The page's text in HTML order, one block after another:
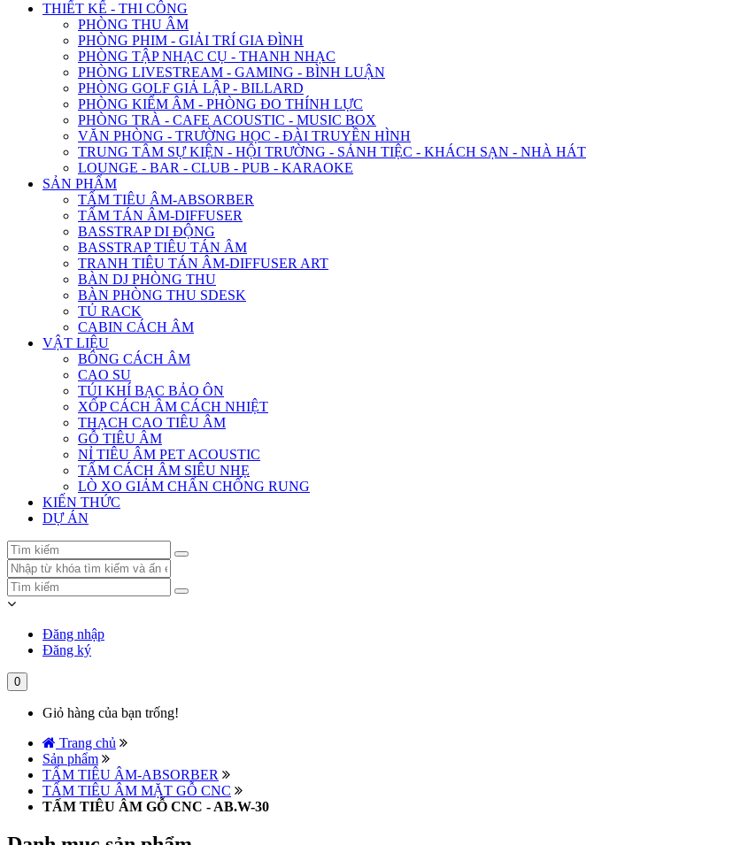
THIẾT KẾ - THI CÔNG
PHÒNG THU ÂM
PHÒNG PHIM - GIẢI TRÍ GIA ĐÌNH
PHÒNG TẬP NHẠC CỤ - THANH NHẠC
PHÒNG LIVESTREAM - GAMING - BÌNH LUẬN
PHÒNG GOLF GIẢ LẬP - BILLARD
PHÒNG KIỂM ÂM - PHÒNG ĐO THÍNH LỰC
PHÒNG TRÀ - CAFE ACOUSTIC - MUSIC BOX
VĂN PHÒNG - TRƯỜNG HỌC - ĐÀI TRUYỀN HÌNH
TRUNG TÂM SỰ KIỆN - HỘI TRƯỜNG - SẢNH TIỆC - KHÁCH SẠN - NHÀ HÁT
LOUNGE - BAR - CLUB - PUB - KARAOKE
SẢN PHẨM
TẤM TIÊU ÂM-ABSORBER
TẤM TÁN ÂM-DIFFUSER
BASSTRAP DI ĐỘNG
BASSTRAP TIÊU TÁN ÂM
TRANH TIÊU TÁN ÂM-DIFFUSER ART
BÀN DJ PHÒNG THU
BÀN PHÒNG THU SDESK
TỦ RACK
CABIN CÁCH ÂM
VẬT LIỆU
BÔNG CÁCH ÂM
CAO SU
TÚI KHÍ BẠC BẢO ÔN
XỐP CÁCH ÂM CÁCH NHIỆT
THẠCH CAO TIÊU ÂM
GỖ TIÊU ÂM
NỈ TIÊU ÂM PET ACOUSTIC
TẤM CÁCH ÂM SIÊU NHẸ
LÒ XO GIẢM CHẤN CHỐNG RUNG
KIẾN THỨC
DỰ ÁN
Đăng nhập
Đăng ký
0
Giỏ hàng của bạn trống!
Trang chủ
Sản phẩm
TẤM TIÊU ÂM-ABSORBER
TẤM TIÊU ÂM MẶT GỖ CNC
TẤM TIÊU ÂM GỖ CNC - AB.W-30